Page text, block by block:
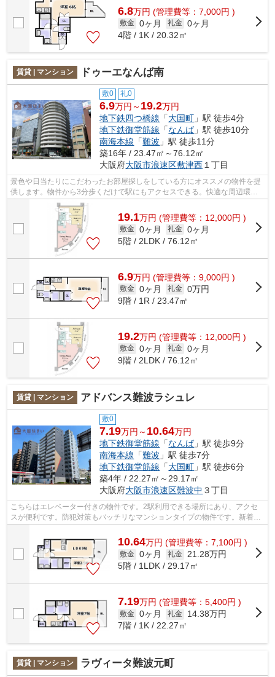
6.8万円 (管理費等：7,000円 )
敷金 0ヶ月 礼金 0ヶ月
4階 / 1K / 20.32㎡
賃貸 | マンション ドゥーエなんば南
敷0 礼0
6.9万円～ 19.2万円
地下鉄四つ橋線 「大国町 」駅 徒歩4分
地下鉄御堂筋線 「なんば」駅 徒歩10分
南海本線 「難波 」駅 徒歩11分
築16年 / 23.47㎡～76.12㎡
大阪府大阪市浪速区敷津西 １丁目
景色や日当たりにこだわったお部屋探しをしている方にオススメの物件を提
供します。物件から3分歩くだけで駅にもアクセスできる。快適な周辺環
境。築8年の物件。大阪市営四つ橋線大国...
19.1万円 (管理費等：12,000円 )
敷金 0ヶ月 礼金 0ヶ月
5階 / 2LDK / 76.12㎡
6.9万円 (管理費等：9,000円 )
敷金 0ヶ月 礼金 0万円
9階 / 1R / 23.47㎡
19.2万円 (管理費等：12,000円 )
敷金 0ヶ月 礼金 0ヶ月
9階 / 2LDK / 76.12㎡
賃貸 | マンション アドバンス難波ラシュレ
敷0
7.19万円～ 10.64万円
地下鉄御堂筋線 「なんば」駅 徒歩9分
南海本線 「難波 」駅 徒歩7分
地下鉄御堂筋線 「大国町 」駅 徒歩6分
築4年 / 22.27㎡～29.17㎡
大阪府大阪市浪速区難波中 ３丁目
こちらはエレベーター付きの物件です。2駅利用できる場所にあり、アクセ
スが便利です。防犯対策もバッチリなマンションタイプの物件です。新着情
報：アドバンス難波ラシュレの空室情報...
10.64万円 (管理費等：7,100円 )
敷金 0ヶ月 礼金 21.28万円
5階 / 1LDK / 29.17㎡
7.19万円 (管理費等：5,400円 )
敷金 0ヶ月 礼金
14.38万円
7階 / 1K / 22.27㎡
賃貸 | マンション ラヴィータ難波元町